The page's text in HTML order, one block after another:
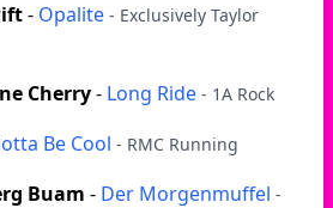
- Opalite - Exclusively Taylor
Cherry- Long Ride - 1A Rock
Be Cool - RMC Running
Buam - Der Morgenmuffel -